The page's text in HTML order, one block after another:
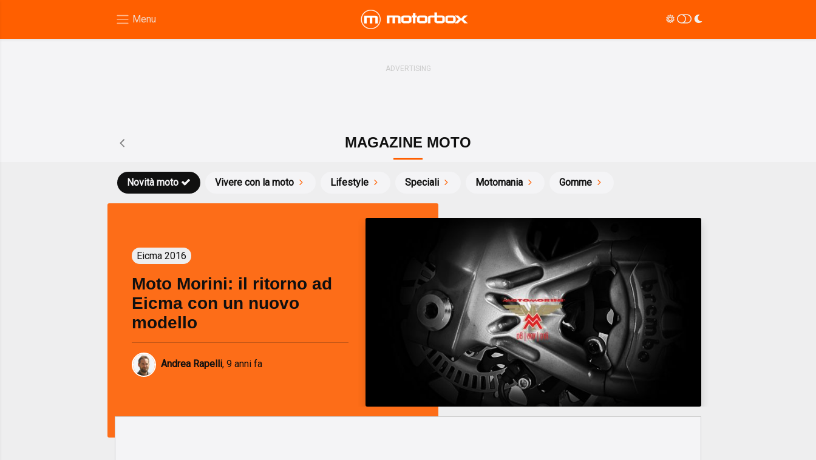
MAGAZINE MOTO
Novità moto Vivere con la moto Lifestyle Speciali Motomania Gomme
Eicma 2016
Moto Morini: il ritorno ad
Eicma con un nuovo
modello
Andrea Rapelli, 9 anni fa